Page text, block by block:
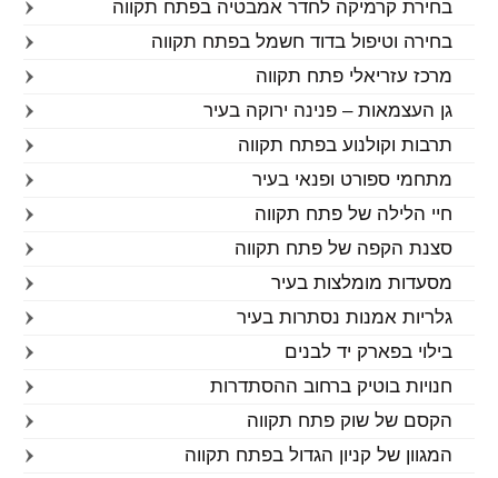
בחירת קרמיקה לחדר אמבטיה בפתח תקווה
בחירה וטיפול בדוד חשמל בפתח תקווה
מרכז עזריאלי פתח תקווה
גן העצמאות – פנינה ירוקה בעיר
תרבות וקולנוע בפתח תקווה
מתחמי ספורט ופנאי בעיר
חיי הלילה של פתח תקווה
סצנת הקפה של פתח תקווה
מסעדות מומלצות בעיר
גלריות אמנות נסתרות בעיר
בילוי בפארק יד לבנים
חנויות בוטיק ברחוב ההסתדרות
הקסם של שוק פתח תקווה
המגוון של קניון הגדול בפתח תקווה